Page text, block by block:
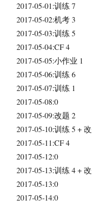
2017-05-01:训练 7
2017-05-02:机考 3
2017-05-03:训练 5
2017-05-04:CF 4
2017-05-05:小作业 1
2017-05-06:训练 6
2017-05-07:训练 1
2017-05-08:0
2017-05-09:改题 2
2017-05-10:训练 5 +
2017-05-11:CF 4
2017-05-12:0
2017-05-13:训练 4 +
2017-05-13:0
2017-05-14:0